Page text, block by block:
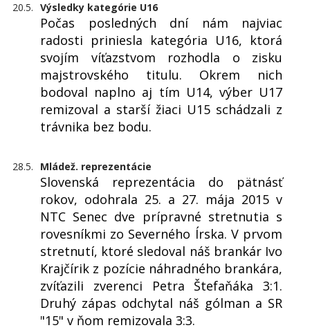
20.5. Výsledky kategórie U16
Počas posledných dní nám najviac
radosti priniesla kategória U16, ktorá
svojím víťazstvom rozhodla o zisku
majstrovského titulu. Okrem nich
bodoval naplno aj tím U14, výber U17
remizoval a starší žiaci U15 schádzali z
trávnika bez bodu.
28.5. Mládež. reprezentácie
Slovenská reprezentácia do pätnásť
rokov, odohrala 25. a 27. mája 2015 v
NTC Senec dve prípravné stretnutia s
rovesníkmi zo Severného Írska. V prvom
stretnutí, ktoré sledoval náš brankár Ivo
Krajčírik z pozície náhradného brankára,
zvíťazili zverenci Petra Štefaňáka 3:1.
Druhý zápas odchytal náš gólman a SR
"15" v ňom remizovala 3:3.